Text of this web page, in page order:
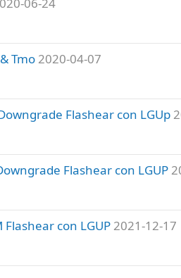
Tmo 2020-04-07
Flashear con LGUp
Flashear con LGUP
Flashear con LGUP 2021-12-17